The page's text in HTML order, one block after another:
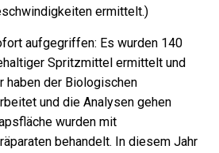
ermittelt.)
aufgegriffen: Es wurden 140
Spritzmittel ermittelt und
haben der Biologischen
und die Analysen gehen
wurden mit
behandelt. In diesem Jahr